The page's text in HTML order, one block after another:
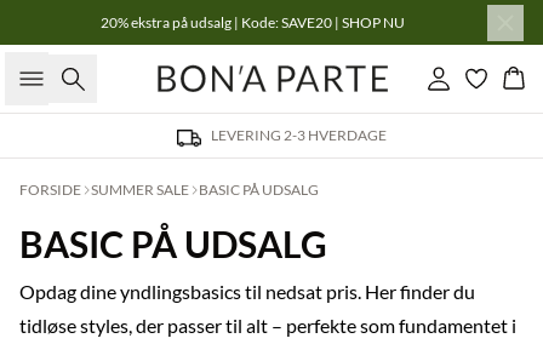
20% ekstra på udsalg | Kode: SAVE20 | SHOP NU
Søg Log ind
LEVERING 2-3 HVERDAGE
FORSIDE SUMMER SALE BASIC PÅ UDSALG
BASIC PÅ UDSALG
Opdag dine yndlingsbasics til nedsat pris. Her finder du
tidløse styles, der passer til alt – perfekte som fundamentet i